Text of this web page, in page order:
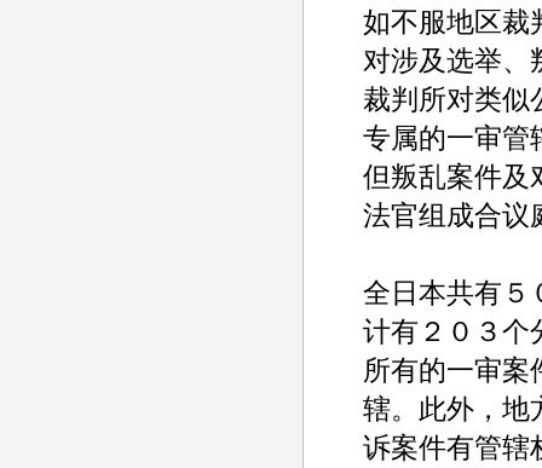
如不服地区裁
对涉及选举、
裁判所对类似
专属的一审管
但叛乱案件及
法官组成合议
全日本共有５
计有２０３个
所有的一审案
辖。此外，地
诉案件有管辖